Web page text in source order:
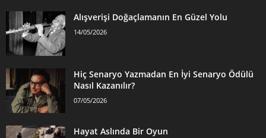
Alışverişi Doğaçlamanın En Güzel Yolu
14/05/2026
Hiç Senaryo Yazmadan En İyi Senaryo Ödülü
Nasıl Kazanılır?
07/05/2026
Hayat Aslında Bir Oyun